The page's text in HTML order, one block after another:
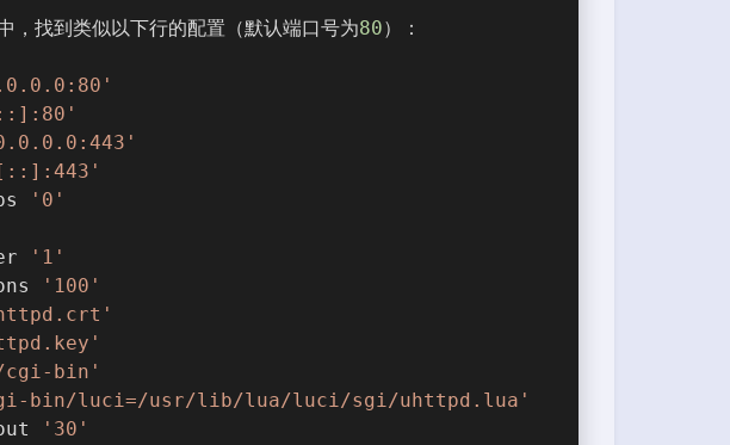
，找到类似以下行的配置（默认端口号为80）：
'0'
'1'
'100'
bin'
bin/luci=/usr/lib/lua/luci/sgi/uhttpd.lua'
'30'